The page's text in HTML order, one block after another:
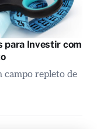
para Investir com
campo repleto de